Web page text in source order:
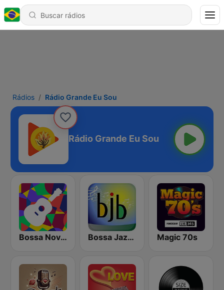
Rádios Rádio Grande Eu Sou
Rádio Grande Eu Sou
Bossa Nova Hits Radio Bossa Jazz Brasil Magic 70s